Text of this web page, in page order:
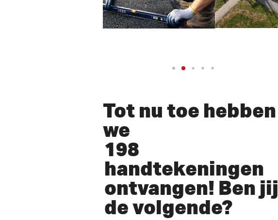
Tot nu toe hebben
we
198
handtekeningen
ontvangen! Ben jij
de volgende?